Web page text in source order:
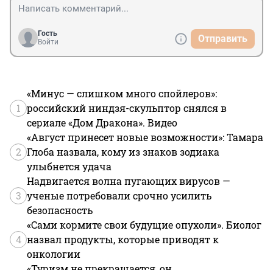
Гость
Войти
Отправить
1
«Минус — слишком много спойлеров»:
российский ниндзя-скульптор снялся в
сериале «Дом Дракона». Видео
2
«Август принесет новые возможности»: Тамара
Глоба назвала, кому из знаков зодиака
улыбнется удача
3
Надвигается волна пугающих вирусов —
ученые потребовали срочно усилить
безопасность
4
«Сами кормите свои будущие опухоли». Биолог
назвал продукты, которые приводят к
онкологии